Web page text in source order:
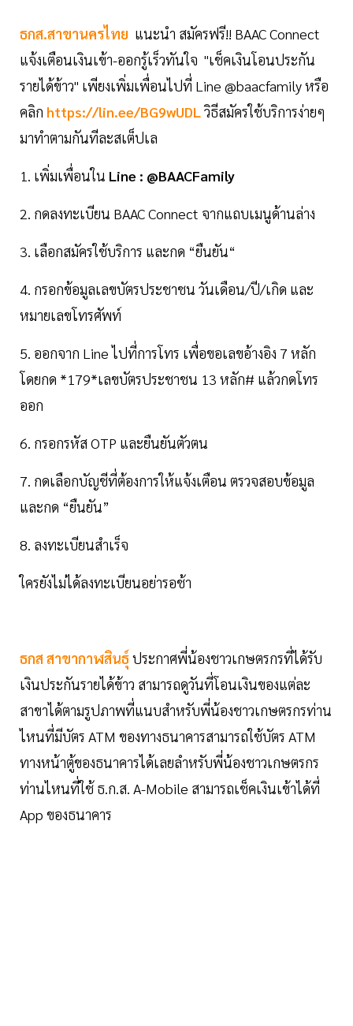
ธกส.สาขานครไทย แนะนำ สมัครฟรี!! BAAC Connect
แจ้งเตือนเงินเข้า-ออกรู้เร็วทันใจ "เช็คเงินโอนประกัน
รายได้ข้าว" เพียงเพิ่มเพื่อนไปที่ Line @baacfamily หรือ
คลิก https://lin.ee/BG9wUDLวิธีสมัครใช้บริการง่ายๆ
มาทำตามกันทีละสเต็ปเล
1. เพิ่มเพื่อนใน Line : @BAACFamily
2. กดลงทะเบียน BAAC Connect จากแถบเมนูด้านล่าง
3. เลือกสมัครใช้บริการ และกด “ยืนยัน“
4. กรอกข้อมูลเลขบัตรประชาชน วันเดือน/ปี/เกิด และ
หมายเลขโทรศัพท์
5. ออกจาก Line ไปที่การโทร เพื่อขอเลขอ้างอิง 7 หลัก
โดยกด *179*เลขบัตรประชาชน 13 หลัก# แล้วกดโทร
ออก
6. กรอกรหัส OTP และยืนยันตัวตน
7. กดเลือกบัญชีที่ต้องการให้แจ้งเตือน ตรวจสอบข้อมูล
และกด “ยืนยัน”
8. ลงทะเบียนสำเร็จ
ใครยังไม่ได้ลงทะเบียนอย่ารอช้า
ธกส สาขากาฬสินธุ์ประกาศพี่น้องชาวเกษตรกรที่ได้รับ
เงินประกันรายได้ข้าว สามารถดูวันที่โอนเงินของแต่ละ
สาขาได้ตามรูปภาพที่แนบสำหรับพี่น้องชาวเกษตรกรท่าน
ไหนที่มีบัตร ATM ของทางธนาคารสามารถใช้บัตร ATM
ทางหน้าตู้ของธนาคารได้เลยลำหรับพี่น้องชาวเกษตรกร
ท่านไหนที่ใช้ ธ.ก.ส. A-Mobile สามารถเช็คเงินเข้าได้ที่
App ของธนาคาร